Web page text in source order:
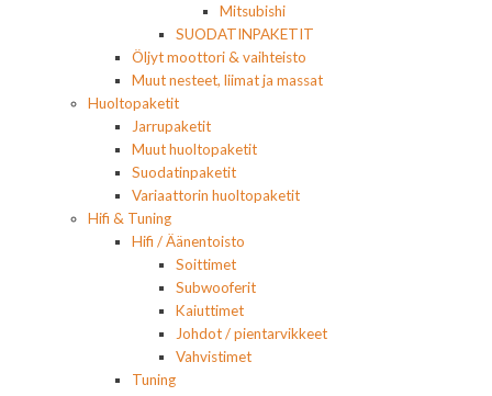
Mitsubishi
SUODATINPAKETIT
Öljyt moottori & vaihteisto
Muut nesteet, liimat ja massat
Huoltopaketit
Jarrupaketit
Muut huoltopaketit
Suodatinpaketit
Variaattorin huoltopaketit
Hifi & Tuning
Hifi / Äänentoisto
Soittimet
Subwooferit
Kaiuttimet
Johdot / pientarvikkeet
Vahvistimet
Tuning